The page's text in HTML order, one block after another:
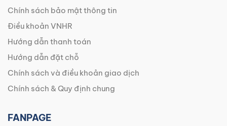
Chính sách bảo mật thông tin
Điều khoản VNHR
Hướng dẫn thanh toán
Hướng dẫn đặt chỗ
Chính sách và điều khoản giao dịch
Chính sách & Quy định chung
FANPAGE